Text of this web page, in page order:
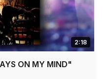
2:18
ON MY MIND"